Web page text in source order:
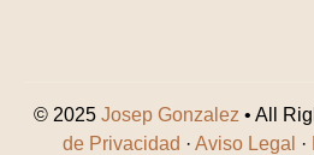
© 2025 Josep Gonzalez • All
de Privacidad · Aviso Legal ·